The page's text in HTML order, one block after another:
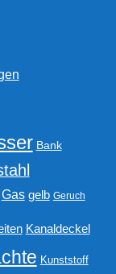
Bank
Gas gelb Geruch
Kanaldeckel
Kunststoff